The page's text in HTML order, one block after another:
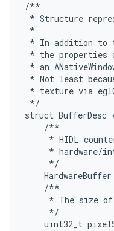
/**
* Structure
*
* In addition to
* the properties
* an
* Not least
* texture via
*/
struct BufferDesc
/**
* HIDL
* hardware/
*/
HardwareBuffer
/**
* The size of
*/
uint32_t